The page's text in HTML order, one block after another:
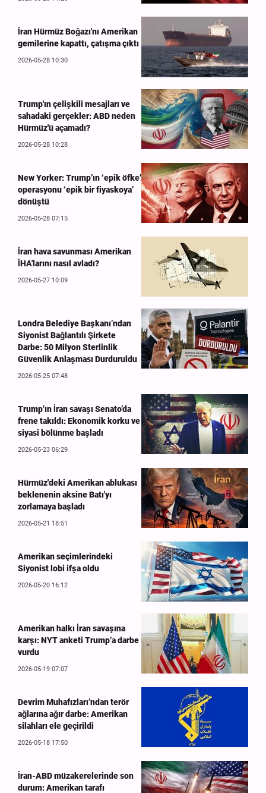
İran Hürmüz Boğazı'nı Amerikan
gemilerine kapattı, çatışma çıktı
2026-05-28 10:30
Trump'ın çelişkili mesajları ve
sahadaki gerçekler: ABD neden
Hürmüz'ü açamadı?
2026-05-28 10:28
New Yorker: Trump’ın ‘epik öfke’
operasyonu ‘epik bir fiyaskoya’
dönüştü
2026-05-28 07:15
İran hava savunması Amerikan
İHA'larını nasıl avladı?
2026-05-27 10:09
Londra Belediye Başkanı’ndan
Siyonist Bağlantılı Şirkete
Darbe: 50 Milyon Sterlinlik
Güvenlik Anlaşması Durduruldu
2026-05-25 07:48
Trump’ın İran savaşı Senato’da
frene takıldı: Ekonomik korku ve
siyasi bölünme başladı
2026-05-23 06:29
Hürmüz'deki Amerikan ablukası
beklenenin aksine Batı'yı
zorlamaya başladı
2026-05-21 18:51
Amerikan seçimlerindeki
Siyonist lobi ifşa oldu
2026-05-20 16:12
Amerikan halkı İran savaşına
karşı: NYT anketi Trump’a darbe
vurdu
2026-05-19 07:07
Devrim Muhafızları’ndan terör
ağlarına ağır darbe: Amerikan
silahları ele geçirildi
2026-05-18 17:50
İran-ABD müzakerelerinde son
durum: Amerikan tarafı